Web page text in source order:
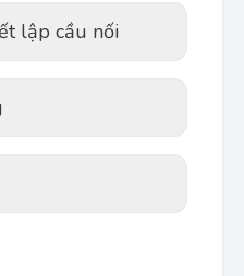
lập cầu nối